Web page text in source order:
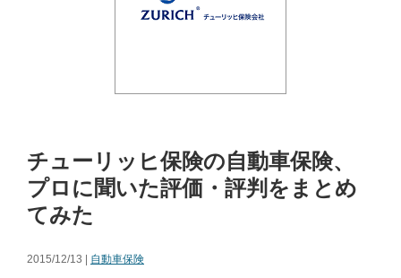
チューリッヒ保険の自動車保険、
プロに聞いた評価・評判をまとめ
てみた
2015/12/13 | 自動車保険